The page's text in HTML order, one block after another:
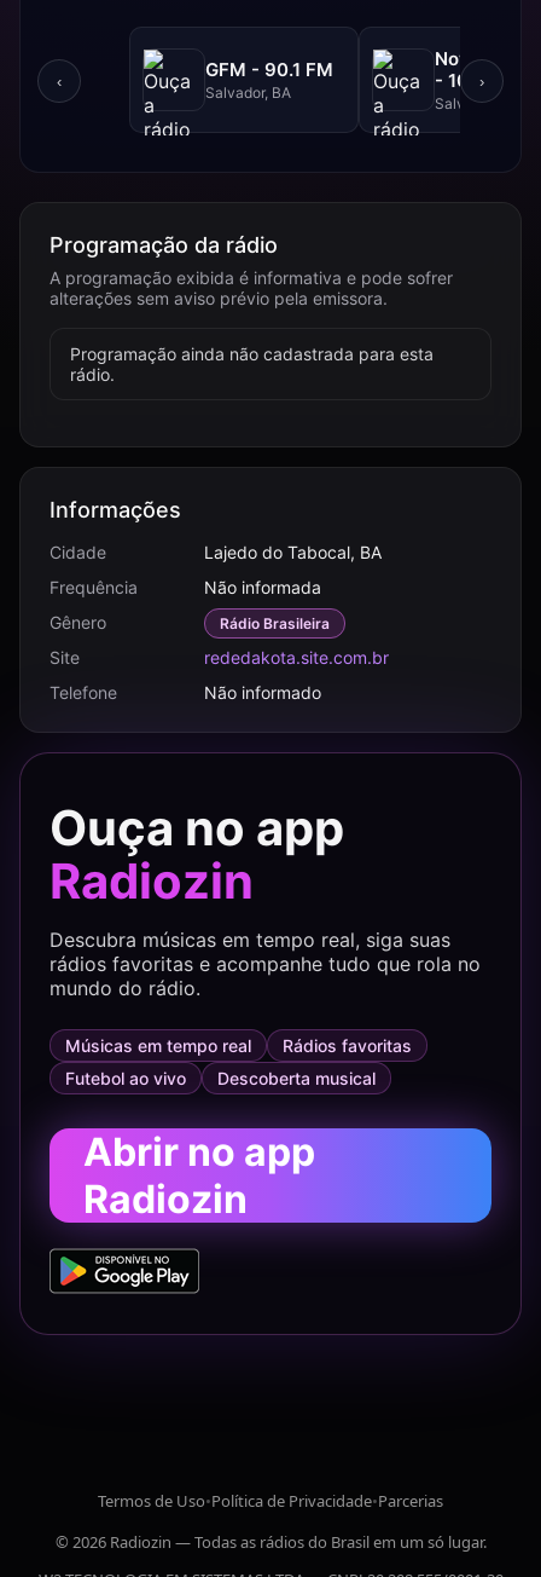
‹
GFM - 90.1 FM
Salvador, BA
NovaBrasil
- 104.7 FM
Salvador, BA
›
Programação da rádio
A programação exibida é informativa e pode sofrer
alterações sem aviso prévio pela emissora.
Programação ainda não cadastrada para esta
rádio.
Informações
Cidade
Lajedo do Tabocal, BA
Frequência
Não informada
Gênero
Rádio Brasileira
Site
rededakota.site.com.br
Telefone
Não informado
Ouça no app
Radiozin
Descubra músicas em tempo real, siga suas
rádios favoritas e acompanhe tudo que rola no
mundo do rádio.
Músicas em tempo real
Rádios favoritas
Futebol ao vivo
Descoberta musical
Abrir no app
Radiozin
Termos de Uso•Política de Privacidade•Parcerias
© 2026 Radiozin — Todas as rádios do Brasil em um só lugar.